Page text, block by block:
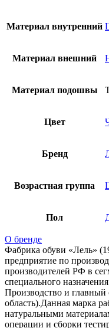
Материал внутренний
Материал внешний
Материал подошвы
Цвет
Бренд
Возрастная группа
Пол
О бренде
Фабрика обуви «Лель»
предприятие по
производителей РФ в
специального
Производство и
область).Данная марка
натуральными
операции и сборки